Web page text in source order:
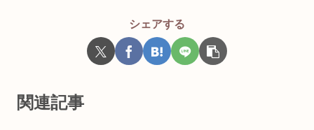
シェアする
関連記事